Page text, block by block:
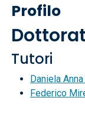
Profilo
Tutori
Daniela
Federico